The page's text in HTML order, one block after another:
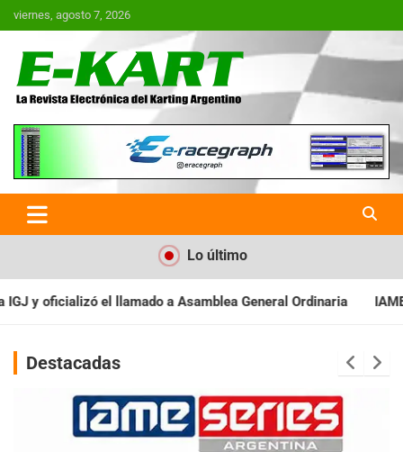
Saltar
al
viernes, agosto 7, 2026
E-Kart.com.ar | La Revista
Electrónica del Karting en
Argentina
Lo último
General Ordinaria IAME SERIES ARGENTINA:
Destacadas